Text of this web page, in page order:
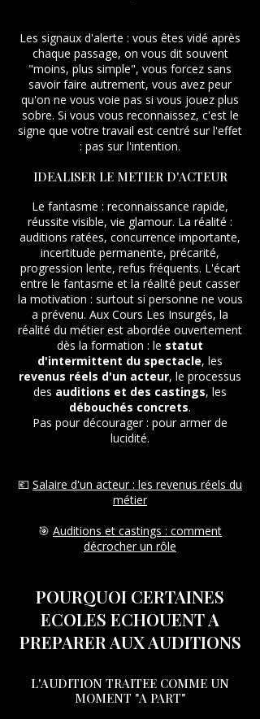
Les signaux d'alerte : vous êtes vidé après
chaque passage, on vous dit souvent
"moins, plus simple", vous forcez sans
savoir faire autrement, vous avez peur
qu'on ne vous voie pas si vous jouez plus
sobre. Si vous vous reconnaissez, c'est le
signe que votre travail est centré sur l'effet
: pas sur l'intention.
IDEALISER LE METIER D'ACTEUR
Le fantasme : reconnaissance rapide,
réussite visible, vie glamour. La réalité :
auditions ratées, concurrence importante,
incertitude permanente, précarité,
progression lente, refus fréquents. L'écart
entre le fantasme et la réalité peut casser
la motivation : surtout si personne ne vous
a prévenu. Aux Cours Les Insurgés, la
réalité du métier est abordée ouvertement
dès la formation : le statut
d'intermittent du spectacle, les
revenus réels d'un acteur, le processus
des auditions et des castings, les
débouchés concrets.
Pas pour décourager : pour armer de
lucidité.
💶 Salaire d'un acteur : les revenus réels du
métier
🎯 Auditions et castings : comment
décrocher un rôle
POURQUOI CERTAINES
ECOLES ECHOUENT A
PREPARER AUX AUDITIONS
L'AUDITION TRAITEE COMME UN
MOMENT "A PART"